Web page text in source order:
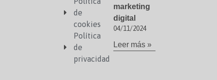
de
cookies
Política
de
privacidad
marketing
digital
04/11/2024
Leer más »